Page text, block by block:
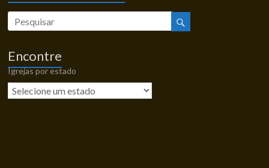
Encontre
Igrejas por estado